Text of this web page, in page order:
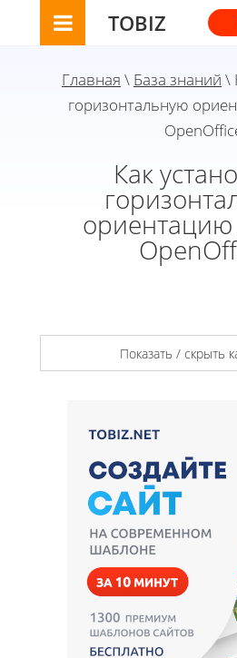
TOBIZ
Главная \ База знаний \
горизонтальную
Как
ориентацию
Показать / скрыть